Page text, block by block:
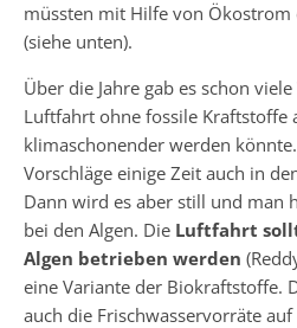
müssten mit Hilfe von Ökostrom
(siehe unten).
Über die Jahre gab es schon
Luftfahrt ohne fossile Kraftstoffe
klimaschonender werden
Vorschläge einige Zeit auch in
Dann wird es aber still und man
bei den Algen. Die Luftfahrt
Algen betrieben werden
eine Variante der Biokraftstoffe.
auch die Frischwasservorräte